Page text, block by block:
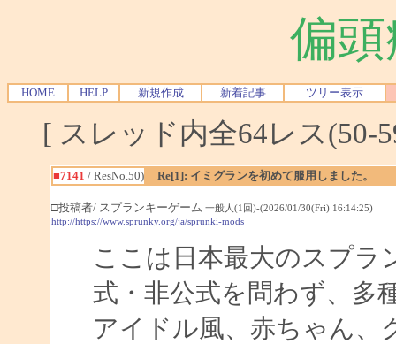
偏
HOME HELP 新規作成 新着記事 ツリー表示
[ スレッド内全64レス
■7141 / ResNo.50) Re[1]: イミグランを初めて服用しました。
□投稿者/ スプランキーゲーム 一般人(1回)-(2026/01/30(Fri) 16:14:25)
http://https://www.sprunky.org/ja/sprunki-mods
ここは日本最大のスプラ
式・非公式を問わず、多
アイドル風、赤ちゃん、